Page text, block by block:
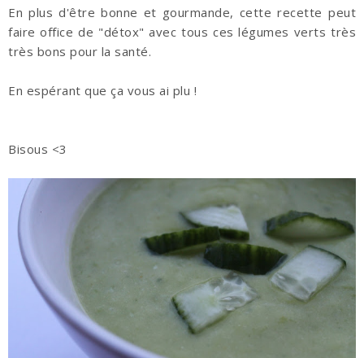
En plus d'être bonne et gourmande, cette recette peut
faire office de "détox" avec tous ces légumes verts très
très bons pour la santé.
En espérant que ça vous ai plu !
Bisous <3